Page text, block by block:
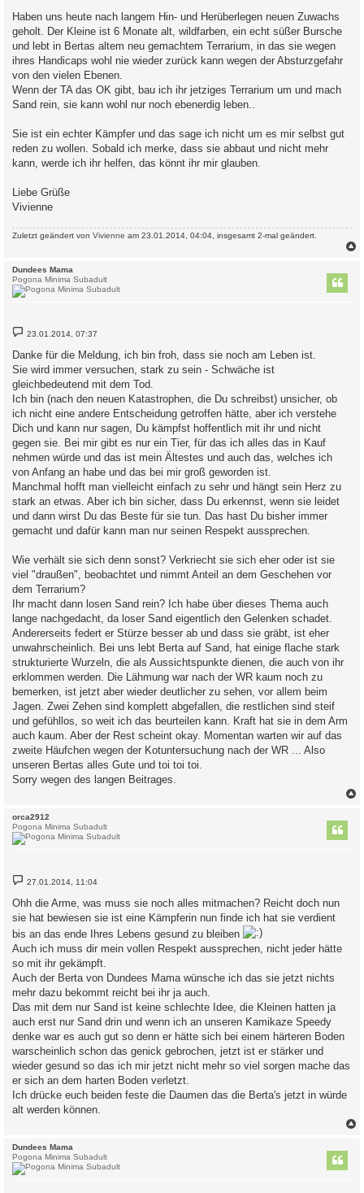
Haben uns heute nach langem Hin- und Herüberlegen neuen Zuwachs
geholt. Der Kleine ist 6 Monate alt, wildfarben, ein echt süßer Bursche
und lebt in Bertas altem neu gemachtem Terrarium, in das sie wegen
ihres Handicaps wohl nie wieder zurück kann wegen der Absturzgefahr
von den vielen Ebenen.
Wenn der TA das OK gibt, bau ich ihr jetziges Terrarium um und mach
Sand rein, sie kann wohl nur noch ebenerdig leben..
Sie ist ein echter Kämpfer und das sage ich nicht um es mir selbst gut
reden zu wollen. Sobald ich merke, dass sie abbaut und nicht mehr
kann, werde ich ihr helfen, das könnt ihr mir glauben.
Liebe Grüße
Vivienne
Zuletzt geändert von Vivienne am 23.01.2014, 04:04, insgesamt 2-mal geändert.
Dundees Mama
Pogona Minima Subadult
B
e
t
r
a
g
23.01.2014, 07:37
Danke für die Meldung, ich bin froh, dass sie noch am Leben ist.
Sie wird immer versuchen, stark zu sein - Schwäche ist
gleichbedeutend mit dem Tod.
Ich bin (nach den neuen Katastrophen, die Du schreibst) unsicher, ob
ich nicht eine andere Entscheidung getroffen hätte, aber ich verstehe
Dich und kann nur sagen, Du kämpfst hoffentlich mit ihr und nicht
gegen sie. Bei mir gibt es nur ein Tier, für das ich alles das in Kauf
nehmen würde und das ist mein Ältestes und auch das, welches ich
von Anfang an habe und das bei mir groß geworden ist.
Manchmal hofft man vielleicht einfach zu sehr und hängt sein Herz zu
stark an etwas. Aber ich bin sicher, dass Du erkennst, wenn sie leidet
und dann wirst Du das Beste für sie tun. Das hast Du bisher immer
gemacht und dafür kann man nur seinen Respekt aussprechen.
Wie verhält sie sich denn sonst? Verkriecht sie sich eher oder ist sie
viel "draußen", beobachtet und nimmt Anteil an dem Geschehen vor
dem Terrarium?
Ihr macht dann losen Sand rein? Ich habe über dieses Thema auch
lange nachgedacht, da loser Sand eigentlich den Gelenken schadet.
Andererseits federt er Stürze besser ab und dass sie gräbt, ist eher
unwahrscheinlich. Bei uns lebt Berta auf Sand, hat einige flache stark
strukturierte Wurzeln, die als Aussichtspunkte dienen, die auch von ihr
erklommen werden. Die Lähmung war nach der WR kaum noch zu
bemerken, ist jetzt aber wieder deutlicher zu sehen, vor allem beim
Jagen. Zwei Zehen sind komplett abgefallen, die restlichen sind steif
und gefühllos, so weit ich das beurteilen kann. Kraft hat sie in dem Arm
auch kaum. Aber der Rest scheint okay. Momentan warten wir auf das
zweite Häufchen wegen der Kotuntersuchung nach der WR ... Also
unseren Bertas alles Gute und toi toi toi.
Sorry wegen des langen Beitrages.
orca2912
Pogona Minima Subadult
B
e
t
r
g
27.01.2014, 11:04
Ohh die Arme, was muss sie noch alles mitmachen? Reicht doch nun
sie hat bewiesen sie ist eine Kämpferin nun finde ich hat sie verdient
bis an das ende Ihres Lebens gesund zu bleiben
Auch ich muss dir mein vollen Respekt aussprechen, nicht jeder hätte
so mit ihr gekämpft.
Auch der Berta von Dundees Mama wünsche ich das sie jetzt nichts
mehr dazu bekommt reicht bei ihr ja auch.
Das mit dem nur Sand ist keine schlechte Idee, die Kleinen hatten ja
auch erst nur Sand drin und wenn ich an unseren Kamikaze Speedy
denke war es auch gut so denn er hätte sich bei einem härteren Boden
warscheinlich schon das genick gebrochen, jetzt ist er stärker und
wieder gesund so das ich mir jetzt nicht mehr so viel sorgen mache das
er sich an dem harten Boden verletzt.
Ich drücke euch beiden feste die Daumen das die Berta's jetzt in würde
alt werden können.
Dundees Mama
Pogona Minima Subadult